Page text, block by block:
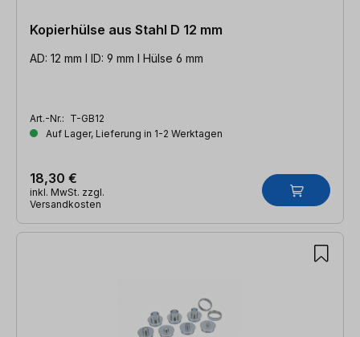
Kopierhülse aus Stahl D 12 mm
AD: 12 mm l ID: 9 mm l Hülse 6 mm
Art.-Nr.: T-GB12
Auf Lager, Lieferung in 1-2 Werktagen
18,30 €
inkl. MwSt. zzgl.
Versandkosten